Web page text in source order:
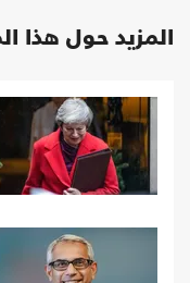
المزيد حول هذا